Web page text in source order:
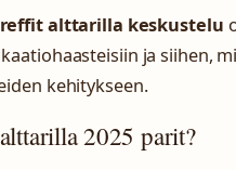
alttarilla keskustelu
ja siihen,
kehitykseen.
2025 parit?